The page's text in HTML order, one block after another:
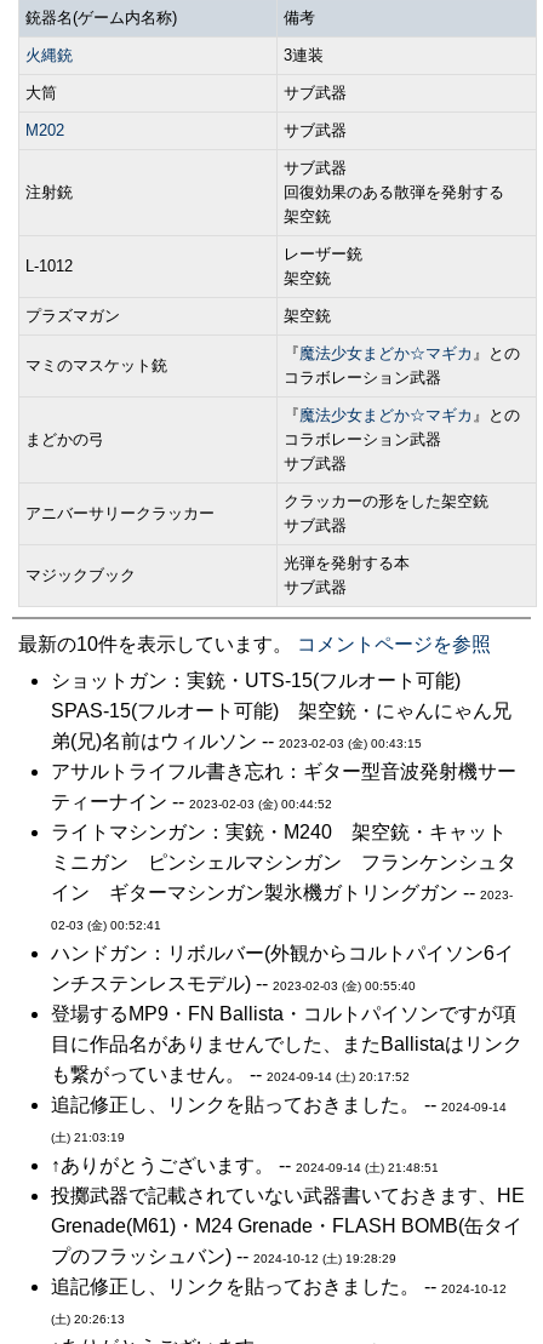
銃器名(ゲーム内名称) 備考
火縄銃 3連装
大筒 サブ武器
M202 サブ武器
注射銃
サブ武器
回復効果のある散弾を発射する
架空銃
L-1012
レーザー銃
架空銃
プラズマガン 架空銃
マミのマスケット銃
『魔法少女まどか☆マギカ 』との
コラボレーション武器
まどかの弓
『魔法少女まどか☆マギカ 』との
コラボレーション武器
サブ武器
アニバーサリークラッカー
クラッカーの形をした架空銃
サブ武器
マジックブック
光弾を発射する本
サブ武器
最新の10件を表示しています。
コメントページを参照
ショットガン：実銃・UTS-15(フルオート可能)
SPAS-15(フルオート可能) 架空銃・にゃんにゃん兄
弟(兄)名前はウィルソン -- 2023-02-03 (金) 00:43:15
アサルトライフル書き忘れ：ギター型音波発射機サー
ティーナイン -- 2023-02-03 (金) 00:44:52
ライトマシンガン：実銃・M240 架空銃・キャット
ミニガン ピンシェルマシンガン フランケンシュタ
イン ギターマシンガン製氷機ガトリングガン -- 2023-
02-03 (金) 00:52:41
ハンドガン：リボルバー(外観からコルトパイソン6イ
ンチステンレスモデル) -- 2023-02-03 (金) 00:55:40
登場するMP9・FN Ballista・コルトパイソンですが項
目に作品名がありませんでした、またBallistaはリンク
も繋がっていません。 -- 2024-09-14 (土) 20:17:52
追記修正し、リンクを貼っておきました。 -- 2024-09-14
(土) 21:03:19
↑ありがとうございます。 -- 2024-09-14 (土) 21:48:51
投擲武器で記載されていない武器書いておきます、HE
Grenade(M61)・M24 Grenade・FLASH BOMB(缶タイ
プのフラッシュバン) -- 2024-10-12 (土) 19:28:29
追記修正し、リンクを貼っておきました。 -- 2024-10-12
(土) 20:26:13